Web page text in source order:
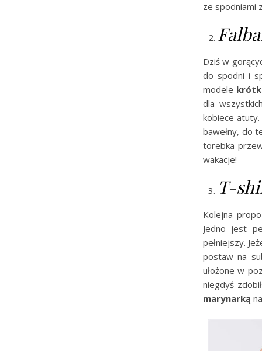
ze spodniami
Dziś w
do spodni i
modele
dla
kobiece
bawełny, do
torebka
wakacje!
T-
Kolejna
Jedno jest
pełniejszy.
postaw na
ułożone w
niegdyś
marynarką